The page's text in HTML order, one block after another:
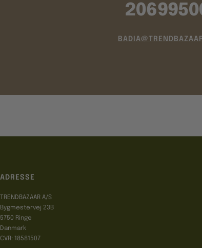
ADRESSE
TRENDBAZAAR A/S
Bygmestervej 23B
5750 Ringe
Danmark
CVR: 18581507